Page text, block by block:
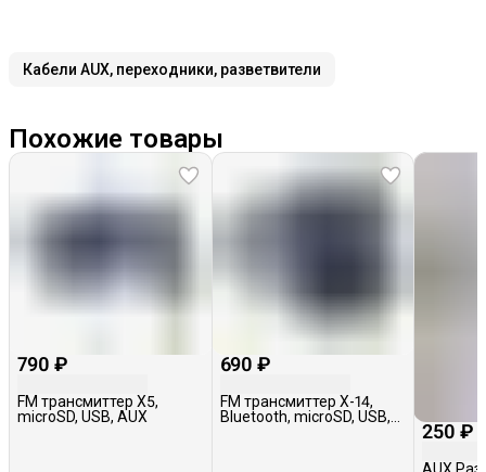
Кабели AUX, переходники, разветвители
Похожие товары
790 ₽
FM трансмиттер X5,
microSD, USB, AUX
690 ₽
FM трансмиттер X-14,
Bluetooth, microSD, USB,
250 ₽